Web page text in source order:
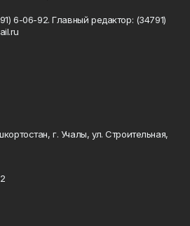
6-06-92. Главный редактор: (34791)
г. Учалы, ул. Строительная,